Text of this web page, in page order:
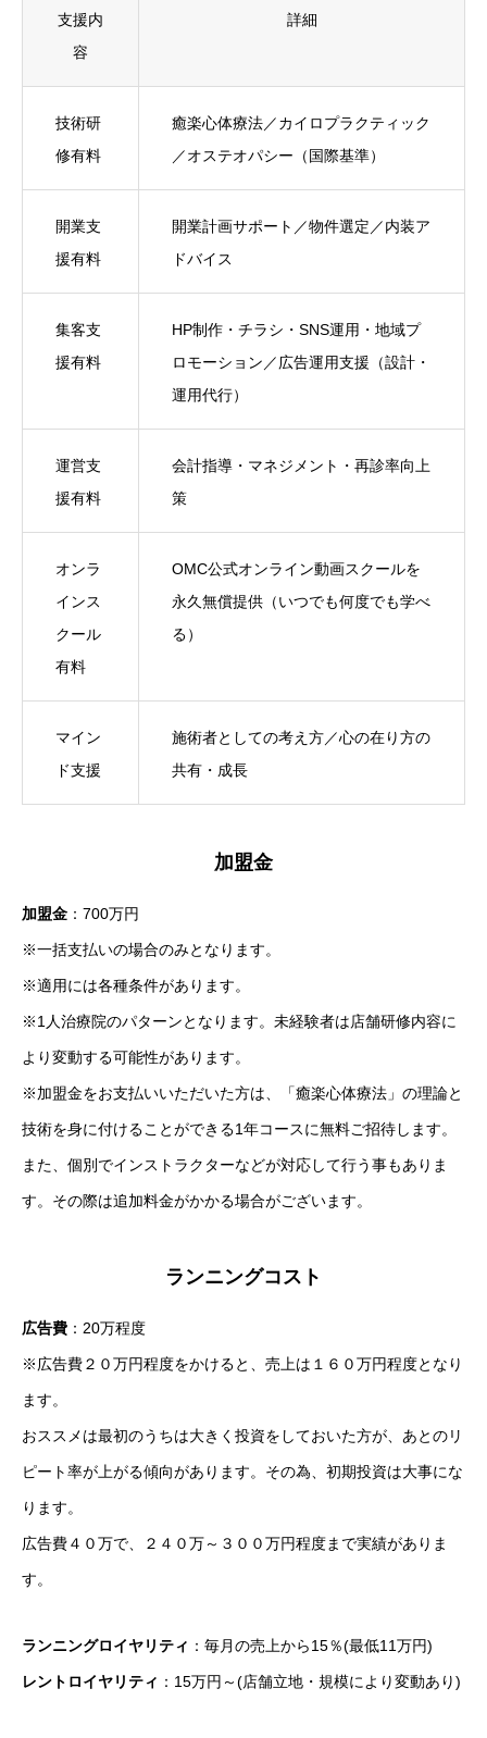
支援内
容
詳細
技術研
修有料
癒楽心体療法／カイロプラクティック
／オステオパシー（国際基準）
開業支
援有料
開業計画サポート／物件選定／内装ア
ドバイス
集客支
援有料
HP制作・チラシ・SNS運用・地域プ
ロモーション／広告運用支援（設計・
運用代行）
運営支
援有料
会計指導・マネジメント・再診率向上
策
オンラ
インス
クール
有料
OMC公式オンライン動画スクールを
永久無償提供（いつでも何度でも学べ
る）
マイン
ド支援
施術者としての考え方／心の在り方の
共有・成長
加盟金
加盟金 ：700万円
※一括支払いの場合のみとなります。
※適用には各種条件があります。
※1人治療院のパターンとなります。未経験者は店舗研修内容に
より変動する可能性があります。
※加盟金をお支払いいただいた方は、「癒楽心体療法」の理論と
技術を身に付けることができる1年コースに無料ご招待します。
また、個別でインストラクターなどが対応して行う事もありま
す。その際は追加料金がかかる場合がございます。
ランニングコスト
広告費 ：20万程度
※広告費２０万円程度をかけると、売上は１６０万円程度となり
ます。
おススメは最初のうちは大きく投資をしておいた方が、あとのリ
ピート率が上がる傾向があります。その為、初期投資は大事にな
ります。
広告費４０万で、２４０万～３００万円程度まで実績がありま
す。
ランニングロイヤリティ ：毎月の売上から15％(最低11万円)
レントロイヤリティ ：15万円～(店舗立地・規模により変動あり)